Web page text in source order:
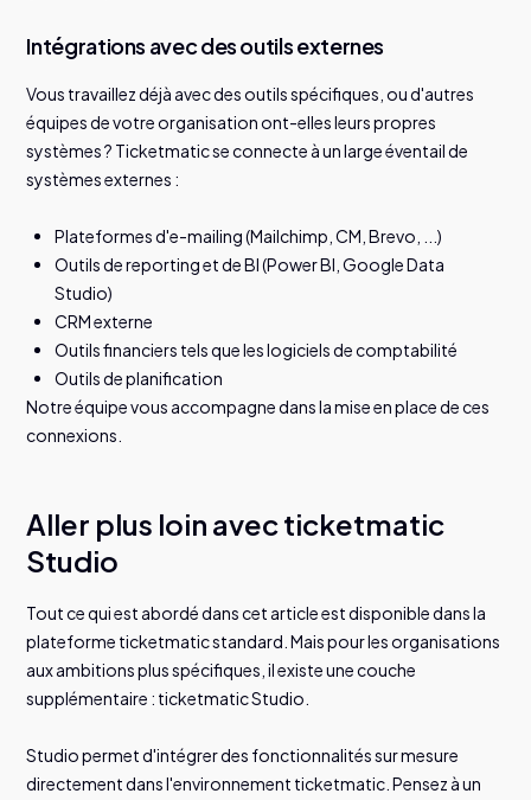
Intégrations avec des outils externes
Vous travaillez déjà avec des outils spécifiques, ou d'autres
équipes de votre organisation ont-elles leurs propres
systèmes ? Ticketmatic se connecte à un large éventail de
systèmes externes :
Plateformes d'e-mailing (Mailchimp, CM, Brevo, ...)
Outils de reporting et de BI (Power BI, Google Data
Studio)
CRM externe
Outils financiers tels que les logiciels de comptabilité
Outils de planification
Notre équipe vous accompagne dans la mise en place de ces
connexions.
Aller plus loin avec ticketmatic
Studio
Tout ce qui est abordé dans cet article est disponible dans la
plateforme ticketmatic standard. Mais pour les organisations
aux ambitions plus spécifiques, il existe une couche
supplémentaire : ticketmatic Studio.
Studio permet d'intégrer des fonctionnalités sur mesure
directement dans l'environnement ticketmatic. Pensez à un